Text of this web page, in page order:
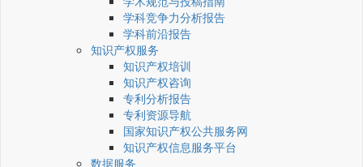
学科竞争力分析报告
学科前沿报告
知识产权服务
知识产权培训
知识产权咨询
专利分析报告
专利资源导航
国家知识产权公共服务网
知识产权信息服务平台
数据服务